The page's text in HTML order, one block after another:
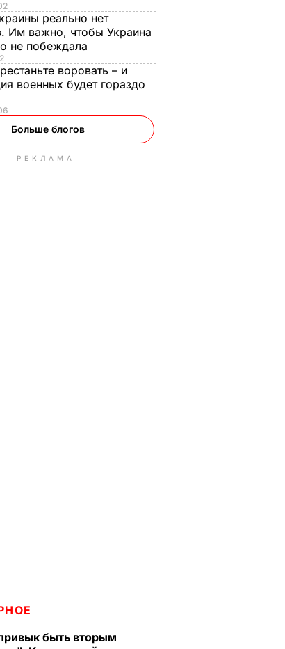
реально нет
Им важно, чтобы Украина
не побеждала
воровать – и
военных будет гораздо
Больше блогов
РЕКЛАМА
быть вторым